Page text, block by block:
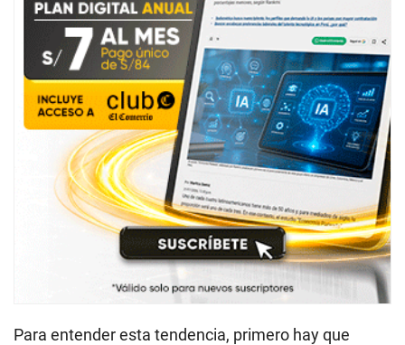
Para entender esta tendencia, primero hay que